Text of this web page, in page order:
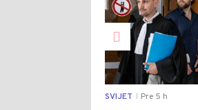
SVIJET Pre 5 h